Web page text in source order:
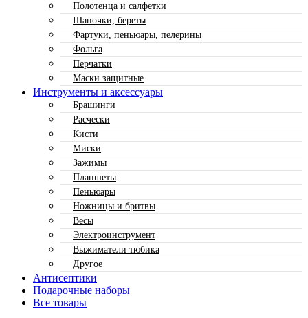
Полотенца и салфетки
Шапочки, береты
Фартуки, пеньюары, пелерины
Фольга
Перчатки
Маски защитные
Инструменты и аксессуары
Брашинги
Расчески
Кисти
Миски
Зажимы
Планшеты
Пеньюары
Ножницы и бритвы
Весы
Электроинструмент
Выжиматели тюбика
Другое
Антисептики
Подарочные наборы
Все товары